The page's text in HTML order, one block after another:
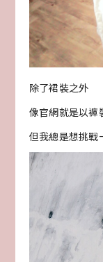
除了裙裝之外
像官網就是以褲
但我總是想挑戰